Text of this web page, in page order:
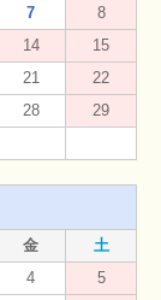
7
8
14
15
21
22
28
29
金
土
4
5